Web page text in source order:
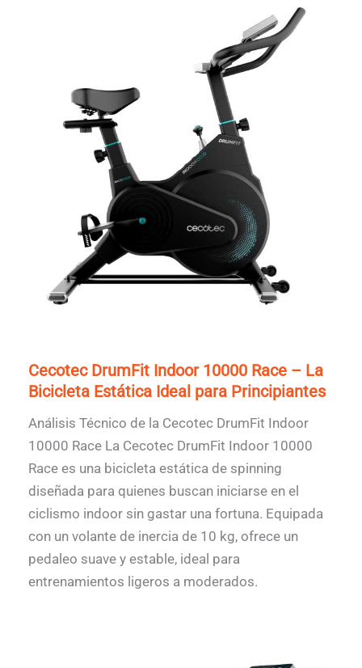
Cecotec DrumFit Indoor 10000 Race – La
Bicicleta Estática Ideal para Principiantes
Análisis Técnico de la Cecotec DrumFit Indoor
10000 Race La Cecotec DrumFit Indoor 10000
Race es una bicicleta estática de spinning
diseñada para quienes buscan iniciarse en el
ciclismo indoor sin gastar una fortuna. Equipada
con un volante de inercia de 10 kg, ofrece un
pedaleo suave y estable, ideal para
entrenamientos ligeros a moderados.